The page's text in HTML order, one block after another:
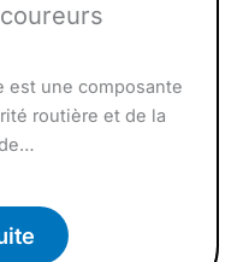
est une composante
routière et de la